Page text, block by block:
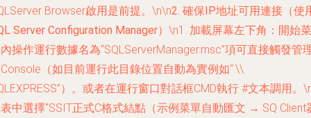
Browser啟用是前提。\n\n2. 確保IP地址可用連接（使
Server Configuration Manager） \n1. 加載屏幕左下角：開始菜
操作運行數據名為“SQLServerManager.msc”項可直接觸發管
（如目前運行此目錄位置自動為實例如“.\\
）。或者在運行窗口對話框CMD執行 #文本調用。
中選擇“SSIT正式C格式結點（示例菜單自動匯文 → SQ Client